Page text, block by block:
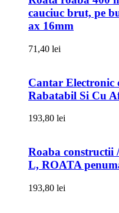
cauciuc brut, pe
ax 16mm
71,40 lei
Cantar Electronic
Rabatabil Si Cu
193,80 lei
Roaba constructii
L, ROATA
193,80 lei